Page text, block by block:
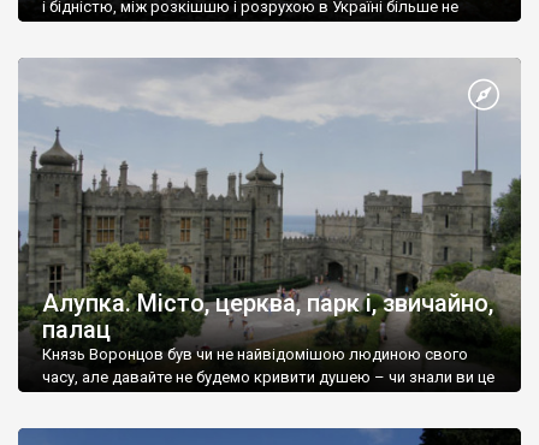
і бідністю, між розкішшю і розрухою в Україні більше не
Алупка. Місто, церква, парк і, звичайно,
палац
Князь Воронцов був чи не найвідомішою людиною свого
часу, але давайте не будемо кривити душею – чи знали ви це